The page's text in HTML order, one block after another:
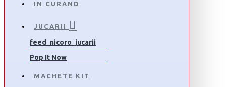
IN CURAND
JUCARII
feed_nicoro_jucarii
Pop It Now
MACHETE KIT